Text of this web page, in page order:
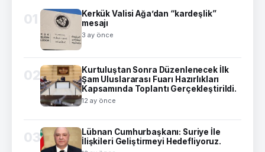
01
Kerkük Valisi Ağa’dan “kardeşlik”
mesajı
3 ay önce
02
Kurtuluştan Sonra Düzenlenecek İlk
Şam Uluslararası Fuarı Hazırlıkları
Kapsamında Toplantı Gerçekleştirildi.
12 ay önce
03
Lübnan Cumhurbaşkanı: Suriye İle
İlişkileri Geliştirmeyi Hedefliyoruz.